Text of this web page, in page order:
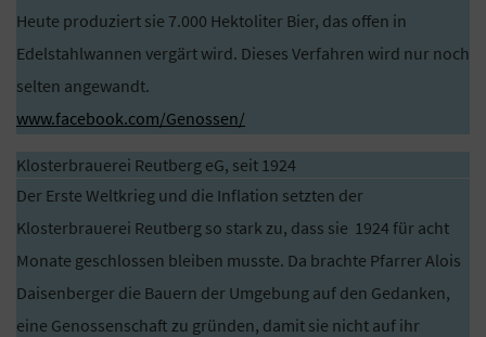
Heute produziert sie 7.000 Hektoliter Bier, das offen in
Edelstahlwannen vergärt wird. Dieses Verfahren wird nur noch
selten angewandt.
www.facebook.com/Genossen/
Klosterbrauerei Reutberg eG, seit 1924
Der Erste Weltkrieg und die Inflation setzten der
Klosterbrauerei Reutberg so stark zu, dass sie 1924 für acht
Monate geschlossen bleiben musste. Da brachte Pfarrer Alois
Daisenberger die Bauern der Umgebung auf den Gedanken,
eine Genossenschaft zu gründen, damit sie nicht auf ihr